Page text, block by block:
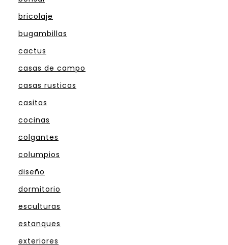
bricolaje
bugambillas
cactus
casas de campo
casas rusticas
casitas
cocinas
colgantes
columpios
diseño
dormitorio
esculturas
estanques
exteriores